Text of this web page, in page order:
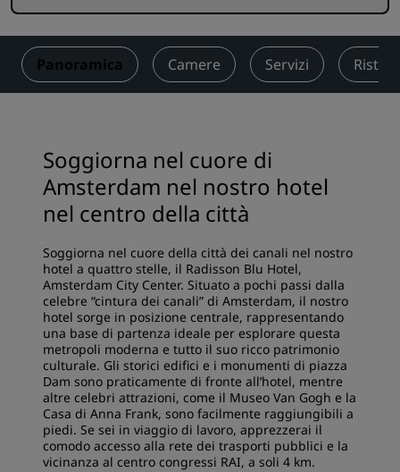
Panoramica Camere Servizi
Soggiorna nel cuore di
Amsterdam nel nostro hotel
nel centro della città
Soggiorna nel cuore della città dei canali nel nostro
hotel a quattro stelle, il Radisson Blu Hotel,
Amsterdam City Center. Situato a pochi passi dalla
celebre “cintura dei canali” di Amsterdam, il nostro
hotel sorge in posizione centrale, rappresentando
una base di partenza ideale per esplorare questa
metropoli moderna e tutto il suo ricco patrimonio
culturale. Gli storici edifici e i monumenti di piazza
Dam sono praticamente di fronte all’hotel, mentre
altre celebri attrazioni, come il Museo Van Gogh e la
Casa di Anna Frank, sono facilmente raggiungibili a
piedi. Se sei in viaggio di lavoro, apprezzerai il
comodo accesso alla rete dei trasporti pubblici e la
vicinanza al centro congressi RAI, a soli 4 km.